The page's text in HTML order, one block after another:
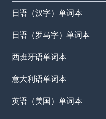
日语（汉字）单词本
日语（罗马字）单词本
西班牙语单词本
意大利语单词本
英语（美国）单词本